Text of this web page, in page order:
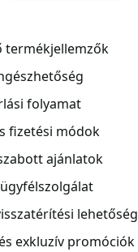
termékjellemzők
folyamat
fizetési módok
ajánlatok
lehetőség
exkluzív promóciók